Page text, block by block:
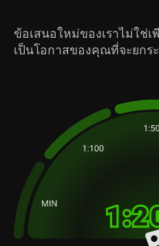
ข้อเสนอใหม่ของเราไม่ใช่
เป็นโอกาสของคุณที่จะยกร